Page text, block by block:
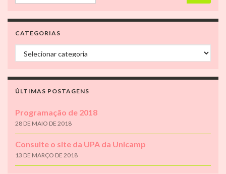
CATEGORIAS
Categorias
ÚLTIMAS POSTAGENS
Programação de 2018
28 DE MAIO DE 2018
Consulte o site da UPA da Unicamp
13 DE MARÇO DE 2018